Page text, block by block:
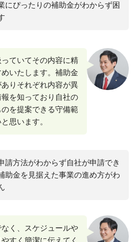
にぴったりの補助金がわからず困
ていてその内容に精
いたします。補助金
りそれぞれ内容が異
を知っており自社の
を提案できる守備範
思います。
請方法がわからず自社が申請でき
助金を見据えた事業の進め方がわ
く、スケジュールや